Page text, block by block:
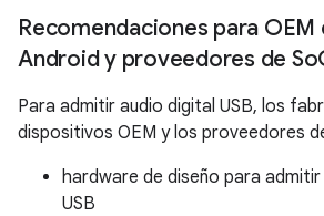
Recomendaciones para
Android y proveedores de So
Para admitir audio digital USB, los
dispositivos OEM y los proveedores
hardware de diseño para
USB